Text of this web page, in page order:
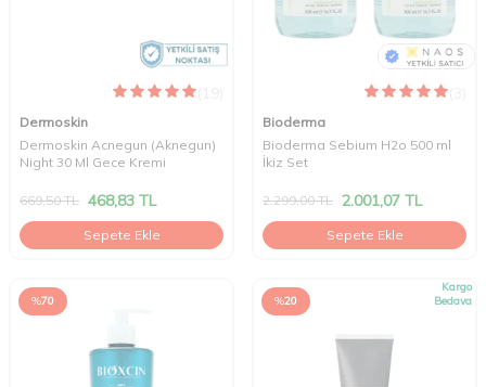
Dermoskin
Dermoskin Acnegun (Aknegun)
Night 30 Ml Gece Kremi
669,50TL 468,83 TL
Sepete Ekle
Bioderma
Bioderma Sebium H2o 500 ml
İkiz Set
2.299,00TL 2.001,07 TL
Sepete Ekle
%70 %20
Kargo
Bedava